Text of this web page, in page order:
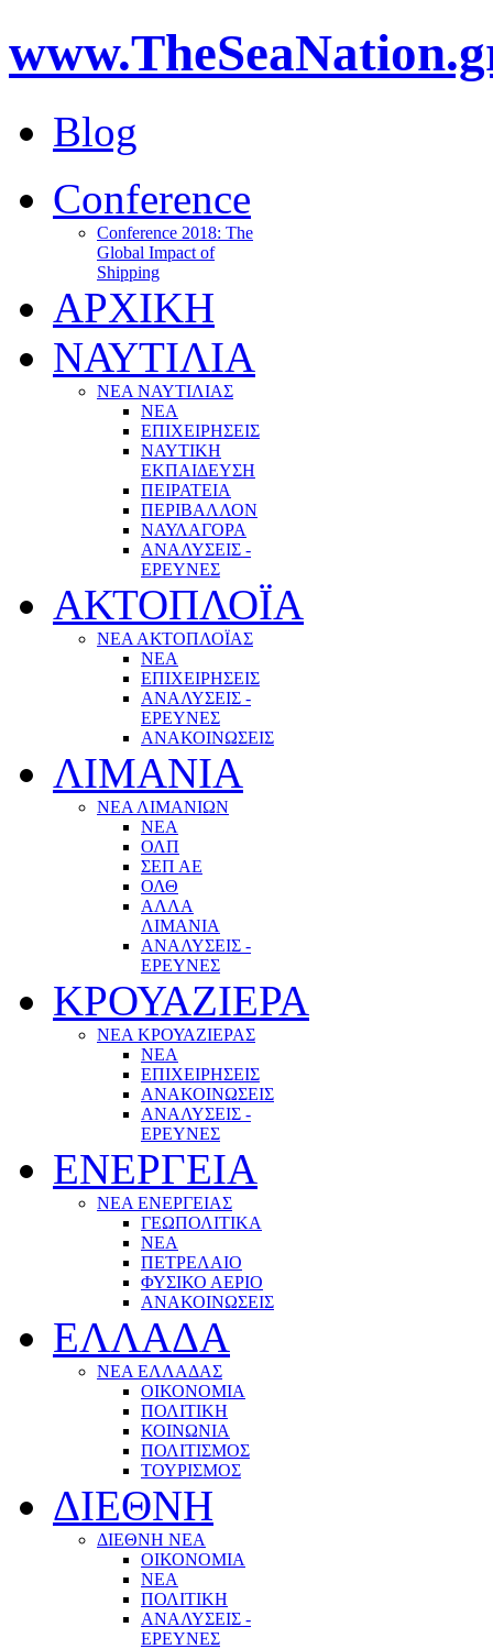
Blog
Conference
Conference 2018: The
Global Impact of
Shipping
ΑΡΧΙΚΗ
ΝΑΥΤΙΛΙΑ
ΝΕΑ ΝΑΥΤΙΛΙΑΣ
ΝΕΑ
ΕΠΙΧΕΙΡΗΣΕΙΣ
ΝΑΥΤΙΚΗ
ΕΚΠΑΙΔΕΥΣΗ
ΠΕΙΡΑΤΕΙΑ
ΠΕΡΙΒΑΛΛΟΝ
ΝΑΥΛΑΓΟΡΑ
ΑΝΑΛΥΣΕΙΣ -
ΕΡΕΥΝΕΣ
ΑΚΤΟΠΛΟΪΑ
ΝΕΑ ΑΚΤΟΠΛΟΪΑΣ
ΝΕΑ
ΕΠΙΧΕΙΡΗΣΕΙΣ
ΑΝΑΛΥΣΕΙΣ -
ΕΡΕΥΝΕΣ
ΑΝΑΚΟΙΝΩΣΕΙΣ
ΛΙΜΑΝΙΑ
ΝΕΑ ΛΙΜΑΝΙΩΝ
ΝΕΑ
ΟΛΠ
ΣΕΠ ΑΕ
ΟΛΘ
ΑΛΛΑ
ΛΙΜΑΝΙΑ
ΑΝΑΛΥΣΕΙΣ -
ΕΡΕΥΝΕΣ
ΚΡΟΥΑΖΙΕΡΑ
ΝΕΑ ΚΡΟΥΑΖΙΕΡΑΣ
NEA
ΕΠΙΧΕΙΡΗΣΕΙΣ
ΑΝΑΚΟΙΝΩΣΕΙΣ
ΑΝΑΛΥΣΕΙΣ -
ΕΡΕΥΝΕΣ
ΕΝΕΡΓΕΙΑ
ΝΕΑ ΕΝΕΡΓΕΙΑΣ
ΓΕΩΠΟΛΙΤΙΚΑ
ΝΕΑ
ΠΕΤΡΕΛΑΙΟ
ΦΥΣΙΚΟ ΑΕΡΙΟ
ΑΝΑΚΟΙΝΩΣΕΙΣ
ΕΛΛΑΔΑ
ΝΕΑ ΕΛΛΑΔΑΣ
ΟΙΚΟΝΟΜΙΑ
ΠΟΛΙΤΙΚΗ
ΚΟΙΝΩΝΙΑ
ΠΟΛΙΤΙΣΜΟΣ
ΤΟΥΡΙΣΜΟΣ
ΔΙΕΘΝΗ
ΔΙΕΘΝΗ ΝΕΑ
ΟΙΚΟΝΟΜΙΑ
ΝΕΑ
ΠΟΛΙΤΙΚΗ
ΑΝΑΛΥΣΕΙΣ -
ΕΡΕΥΝΕΣ